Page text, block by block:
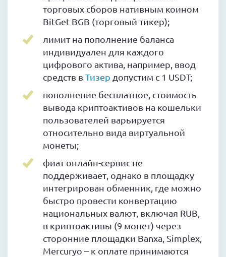
торговых сборов нативным коином
BitGet BGB (торговый тикер);
лимит на пополнение баланса
индивидуален для каждого
цифрового актива, например, ввод
средств в Тизер допустим с 1 USDT;
пополнение бесплатное, стоимость
вывода криптоактивов на кошельки
пользователей варьируется
относительно вида виртуальной
монеты;
фиат онлайн-сервис не
поддерживает, однако в площадку
интегрирован обменник, где можно
быстро провести конвертацию
национальных валют, включая RUB,
в криптоактивы (9 монет) через
сторонние площадки Banxa, Simplex,
Mercuryo – к оплате принимаются